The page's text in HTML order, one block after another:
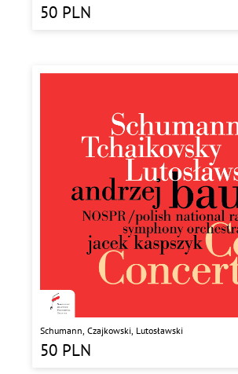
50 PLN
Schumann, Czajkowski, Lutosławski
50 PLN